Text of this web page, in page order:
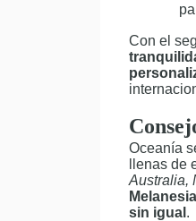
Con el
Oceanía
llenas de
Australia,
sin igual .